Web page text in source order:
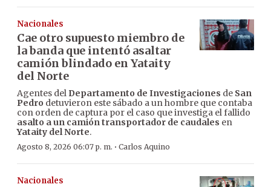
Nacionales
Cae otro supuesto miembro de
la banda que intentó asaltar
camión blindado en Yataity
del Norte
Agentes del Departamento de Investigaciones de San
Pedro detuvieron este sábado a un hombre que contaba
con orden de captura por el caso que investiga el fallido
asalto a un camión transportador de caudales en
Yataity del Norte.
Agosto 8, 2026 06:07 p. m. · Carlos Aquino
Nacionales